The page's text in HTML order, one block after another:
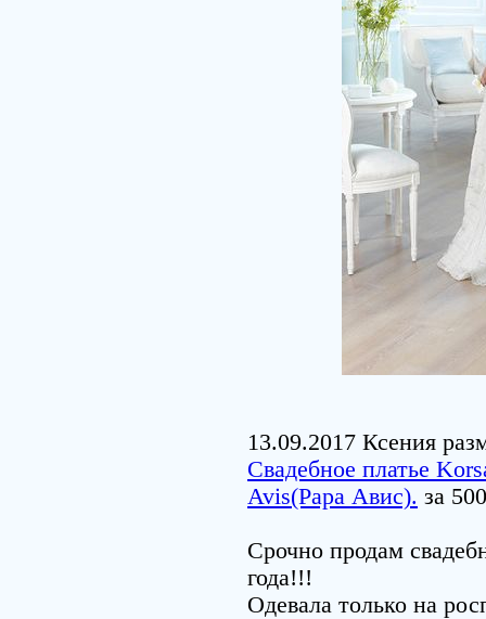
13.09.2017 Ксения
Свадебное платье
Avis(Рара Авис). за
Срочно продам
года!!!
Одевала только на